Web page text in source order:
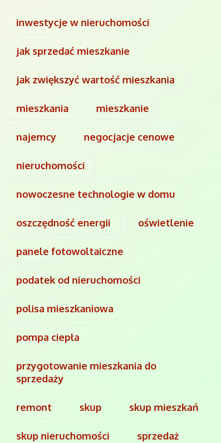
inwestycje w nieruchomości
jak sprzedać mieszkanie
jak zwiększyć wartość mieszkania
mieszkania mieszkanie
najemcy negocjacje cenowe
nieruchomości
nowoczesne technologie w domu
oszczędność energii oświetlenie
panele fotowoltaiczne
podatek od nieruchomości
polisa mieszkaniowa
pompa ciepła
przygotowanie mieszkania do
sprzedaży
remont skup skup mieszkań
skup nieruchomości sprzedaż